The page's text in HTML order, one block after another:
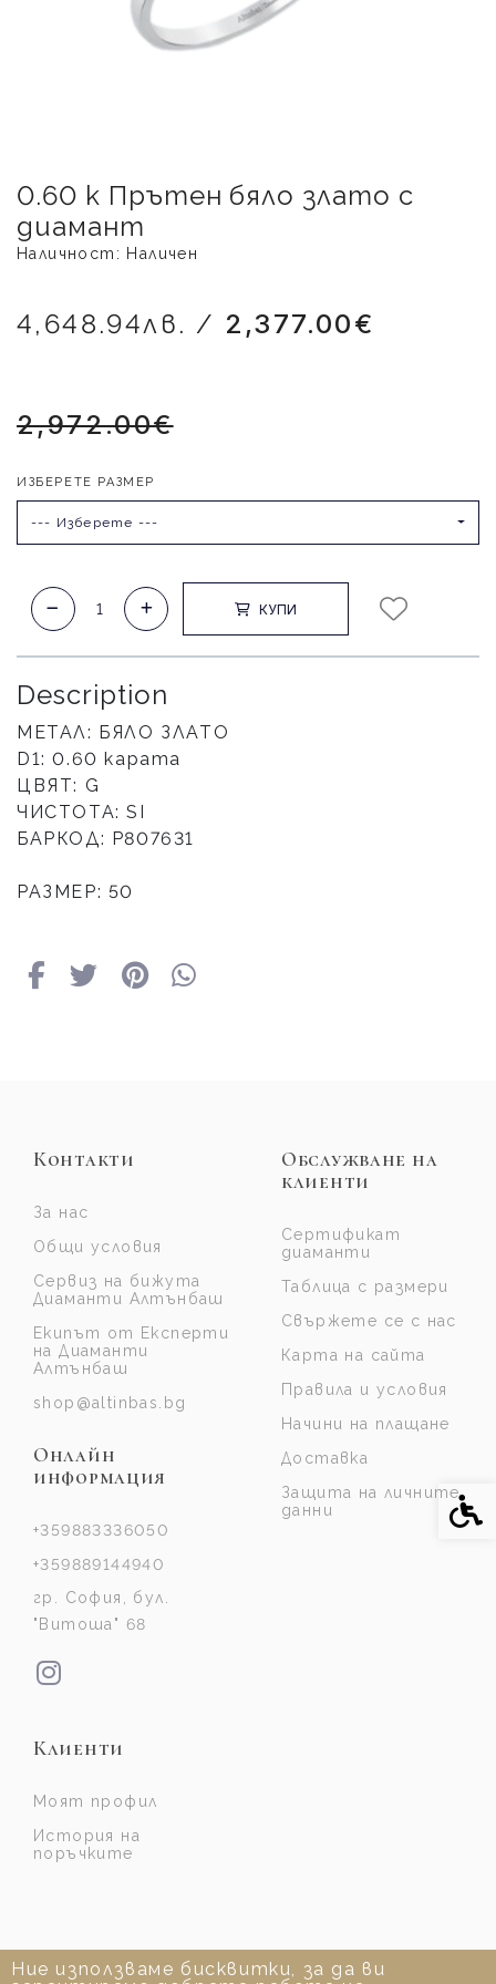
0.60 k Прътен бяло злато с
диамант
Наличност: Наличен
4,648.94лв. / 2,377.00€
2,972.00€
ИЗБЕРЕТЕ РАЗМЕР
--- Изберете ---
КУПИ
Description
МЕТАЛ: БЯЛО ЗЛАТО
D1: 0.60 карата
ЦВЯТ: G
ЧИСТОТА: SI
БАРКОД: Р807631
РАЗМЕР: 50
Ние използваме бисквитки, за да ви
Контакти
За нас
Общи условия
Сервиз на бижута
Диаманти Алтънбаш
Екипът от Експерти
на Диаманти
Алтънбаш
shop@altinbas.bg
Онлайн
информация
+359883336050
+359889144940
гр. София, бул.
"Витоша" 68
Обслужване на
клиенти
Сертификат
диаманти
Таблица с размери
Свържете се с нас
Карта на сайта
Правила и условия
Начини на плащане
Доставка
Защита на личните
данни
Клиенти
Моят профил
История на
поръчките